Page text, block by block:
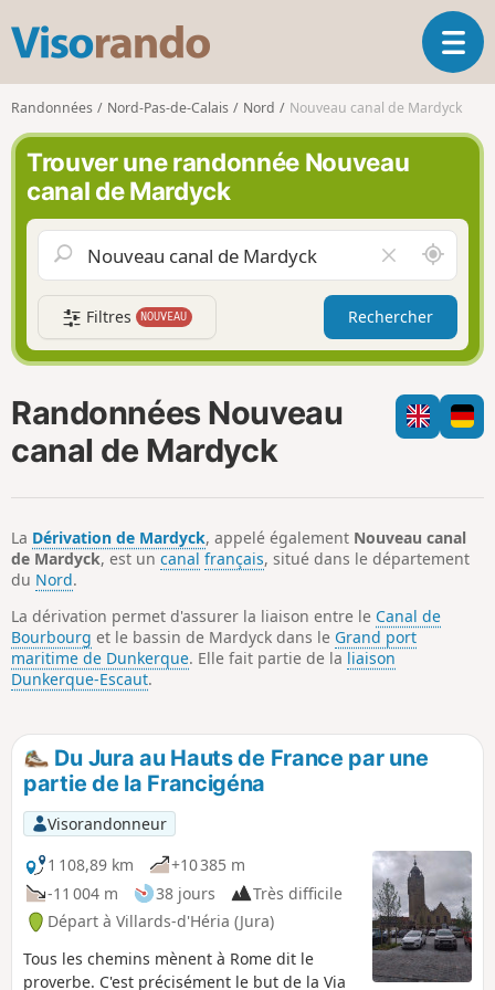
s
o
r
n
d
o
O
u
v
a
n
v
g
a
i
o
Randonnées Nord-Pas-de-Calais Nord Nouveau canal de Mardyck
Trouver une randonnée Nouveau
canal de Mardyck
i
d
e
r
l
e
h
A
u
t
u
r
d
e
m
Filtres NOUVEAU Rechercher
Randonnées Nouveau
canal de Mardyck
La Dérivation de Mardyck, appelé également Nouveau canal
de Mardyck, est un canal français, situé dans le département
du Nord.
La dérivation permet d'assurer la liaison entre le Canal de
Bourbourg et le bassin de Mardyck dans le Grand port
maritime de Dunkerque. Elle fait partie de la liaison
Dunkerque-Escaut.
Du Jura au Hauts de France par une
partie de la Francigéna
Visorandonneur
1 108,89 km
+10 385 m
-11 004 m
38 jours
Très difficile
Départ à Villards-d'Héria (Jura)
Tous les chemins mènent à Rome dit le
proverbe. C'est précisément le but de la Via